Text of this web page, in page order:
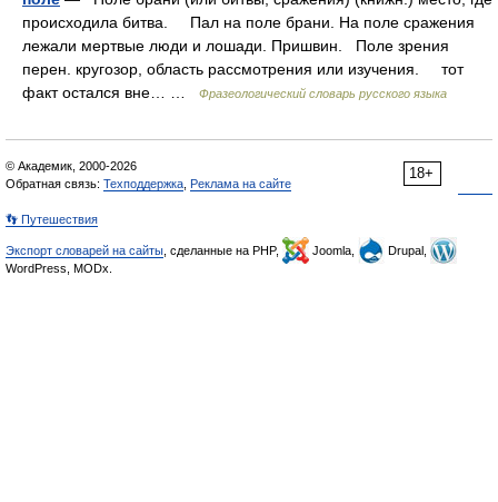
происходила битва. Пал на поле брани. На поле сражения
лежали мертвые люди и лошади. Пришвин. Поле зрения
перен. кругозор, область рассмотрения или изучения. тот
факт остался вне… …
Фразеологический словарь русского языка
18+
© Академик, 2000-2026
Обратная связь: Техподдержка Реклама на сайте
👣 Путешествия
Экспорт словарей на сайты , сделанные на PHP, Joomla,
Drupal,
WordPress, MODx.